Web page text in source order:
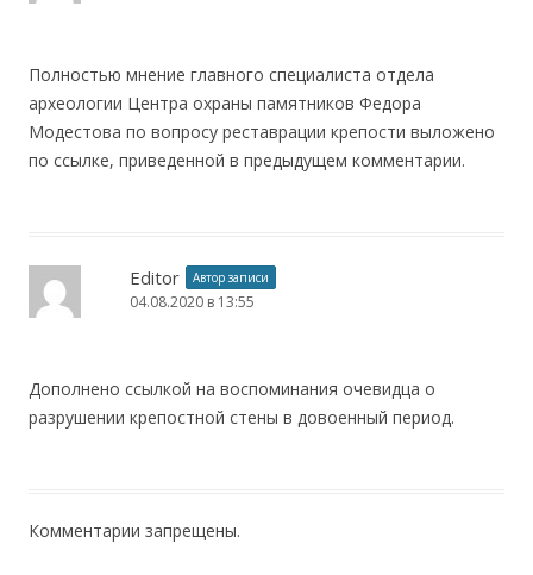
Полностью мнение главного специалиста отдела
археологии Центра охраны памятников Федора
Модестова по вопросу реставрации крепости выложено
по ссылке, приведенной в предыдущем комментарии.
Editor Автор записи
04.08.2020 в 13:55
Дополнено ссылкой на воспоминания очевидца о
разрушении крепостной стены в довоенный период.
Комментарии запрещены.